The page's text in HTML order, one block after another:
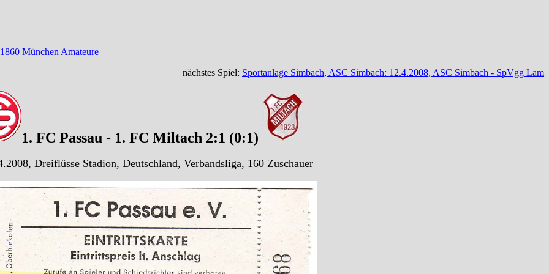
München Amateure
nächstes Spiel: Sportanlage Simbach, ASC Simbach: 12.4.2008, ASC Simbach - SpVgg Lam
1. FC Passau - 1. FC Miltach 2:1 (0:1)
Dreiflüsse Stadion, Deutschland, Verbandsliga, 160 Zuschauer